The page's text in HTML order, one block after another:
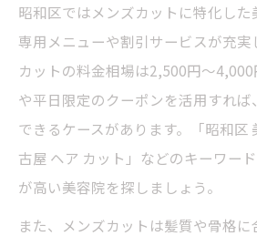
昭和区ではメンズカットに特化し
専用メニューや割引サービスが充実
カットの料金相場は2,500円〜
や平日限定のクーポンを活用すれ
できるケースがあります。「昭和区
古屋 ヘア カット」などのキーワー
が高い美容院を探しましょう。
また、メンズカットは髪質や骨格に